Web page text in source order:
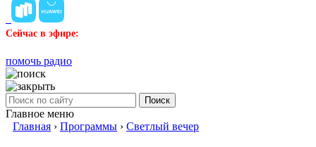
Сейчас в эфире:
помочь радио
Поиск
Главное меню
Главная › Программы › Светлый вечер